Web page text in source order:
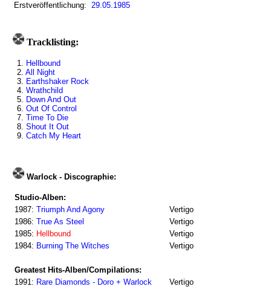
Erstveröffentlichung: 29.05.1985
Tracklisting:
1. Hellbound
2. All Night
3. Earthshaker Rock
4. Wrathchild
5. Down And Out
6. Out Of Control
7. Time To Die
8. Shout It Out
9. Catch My Heart
Warlock - Discographie:
Studio-Alben:
1987: Triumph And Agony
Vertigo
1986: True As Steel
Vertigo
1985: Hellbound
Vertigo
1984: Burning The Witches Vertigo
Greatest Hits-Alben/Compilations:
1991: Rare Diamonds - Doro + Warlock Vertigo